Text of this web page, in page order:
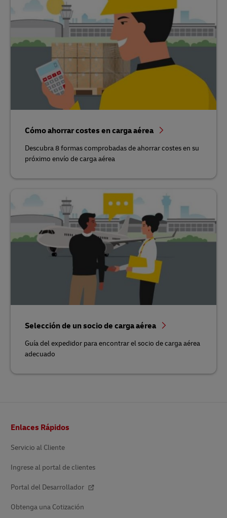
Cómo ahorrar costes en carga aérea
Descubra 8 formas comprobadas de ahorrar costes en su
próximo envío de carga aérea
Selección de un socio de carga aérea
Guía del expedidor para encontrar el socio de carga aérea
adecuado
de
Enlaces Rápidos
Servicio al Cliente
Ingrese al portal de clientes
Portal del Desarrollador
Obtenga una Cotización